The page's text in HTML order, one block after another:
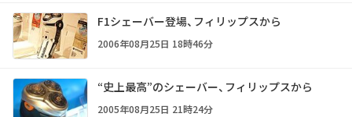
F1シェーバー登場、フィリップスから
2006年08月25日 18時46分
“史上最高”のシェーバー、フィリップスから
2005年08月25日 21時24分